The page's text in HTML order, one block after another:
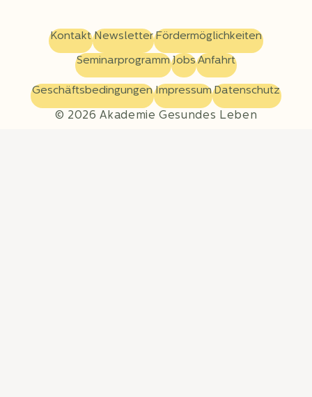
Kontakt Newsletter Fördermöglichkeiten
Seminarprogramm Jobs Anfahrt
© 2026 Akademie Gesundes Leben
Geschäftsbedingungen Impressum Datenschutz